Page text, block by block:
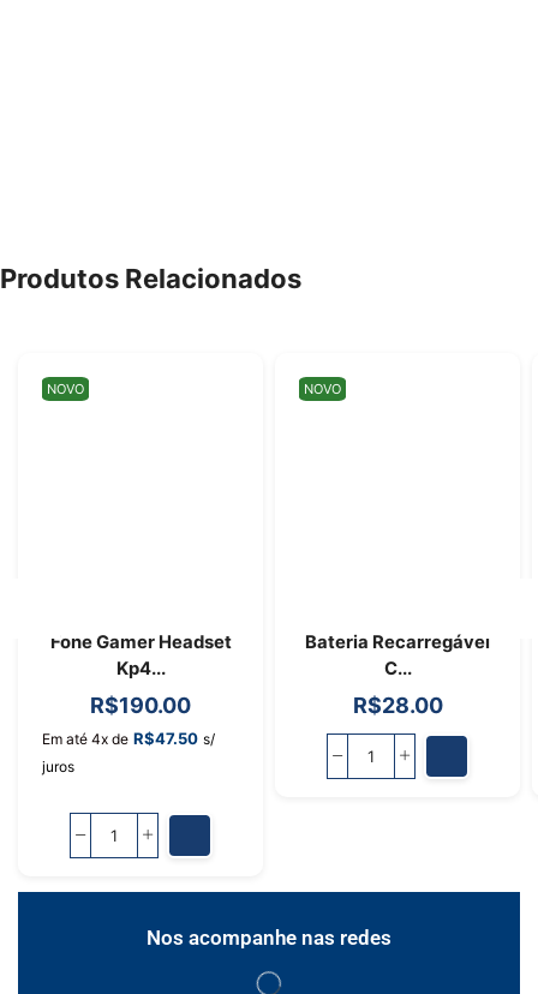
Produtos Relacionados
NOVO
Fone Gamer Headset
Kp4...
R$190.00
Em até 4x de R$47.50 s/
juros
NOVO
Bateria Recarregável
C...
R$28.00
Nos acompanhe nas redes